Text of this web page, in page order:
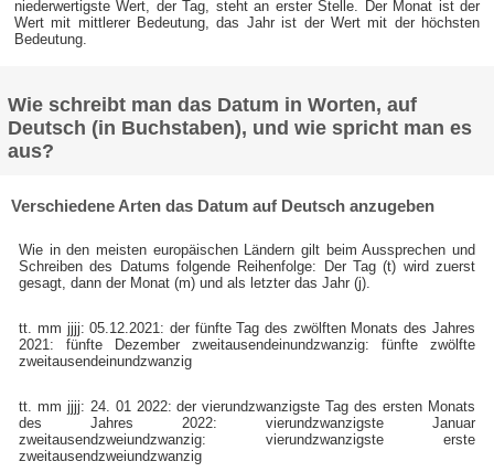
niederwertigste Wert, der Tag, steht an erster Stelle. Der Monat ist der
Wert mit mittlerer Bedeutung, das Jahr ist der Wert mit der höchsten
Bedeutung.
Wie schreibt man das Datum in Worten, auf
Deutsch (in Buchstaben), und wie spricht man es
aus?
Verschiedene Arten das Datum auf Deutsch anzugeben
Wie in den meisten europäischen Ländern gilt beim Aussprechen und
Schreiben des Datums folgende Reihenfolge: Der Tag (t) wird zuerst
gesagt, dann der Monat (m) und als letzter das Jahr (j).
tt. mm jjjj: 05.12.2021: der fünfte Tag des zwölften Monats des Jahres
2021: fünfte Dezember zweitausendeinundzwanzig: fünfte zwölfte
zweitausendeinundzwanzig
tt. mm jjjj: 24. 01 2022: der vierundzwanzigste Tag des ersten Monats
des Jahres 2022: vierundzwanzigste Januar
zweitausendzweiundzwanzig: vierundzwanzigste erste
zweitausendzweiundzwanzig